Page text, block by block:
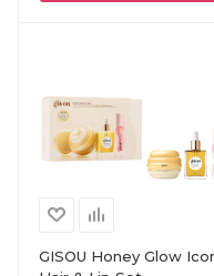
GISOU Honey Glow